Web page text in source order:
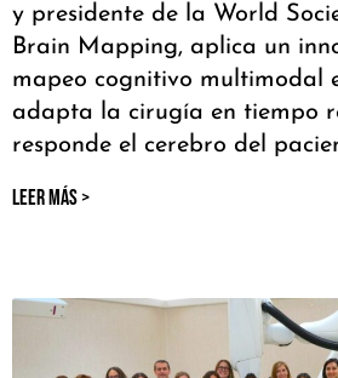
y presidente de la World
Brain Mapping, aplica un
mapeo cognitivo multimodal
adapta la cirugía en tiempo
responde el cerebro del
LEER MÁS >